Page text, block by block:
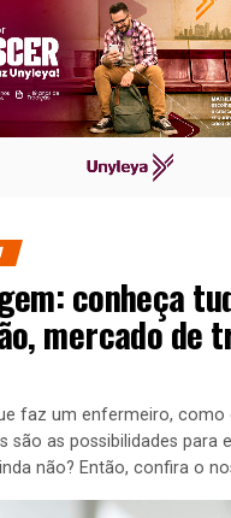
conheça
mercado de
faz um enfermeiro, como
são as possibilidades para
não? Então, confira o